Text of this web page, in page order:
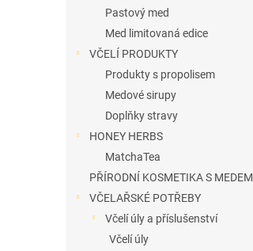
Pastový med
Med limitovaná edice
VČELÍ PRODUKTY
Produkty s propolisem
Medové sirupy
Doplňky stravy
HONEY HERBS
MatchaTea
PŘÍRODNÍ KOSMETIKA S MEDEM
VČELAŘSKÉ POTŘEBY
Včelí úly a příslušenství
Včelí úly